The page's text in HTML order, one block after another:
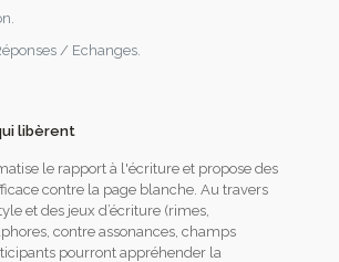
/ Echanges.
libèrent
le rapport à l'écriture et propose des
contre la page blanche. Au travers
et des jeux d’écriture (rimes,
contre assonances, champs
pourront appréhender la